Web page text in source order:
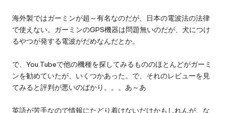
海外製ではガーミンが超～有名なのだが、日本の電波法の法律
で使えない。ガーミンのGPS機器は問題無いのだが、犬につけ
るやつが発する電波がだめなんだとか。
で、You Tubeで他の機種を探してみるもののほとんどがガーミ
ンを勧めていたが、いくつかあった。で、それのレビューを見
てみると評判が悪いのばかり。。。あ～あ
英語が苦手なので情報にたどり着けないだけかもしれんが、な